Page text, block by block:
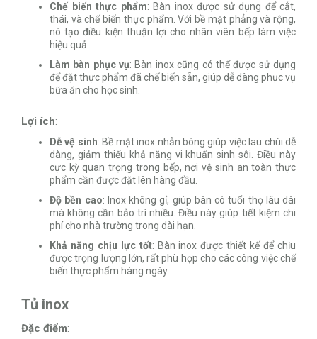
Chế biến thực phẩm: Bàn inox được sử dụng để cắt,
thái, và chế biến thực phẩm. Với bề mặt phẳng và rộng,
nó tạo điều kiện thuận lợi cho nhân viên bếp làm việc
hiệu quả.
Làm bàn phục vụ: Bàn inox cũng có thể được sử dụng
để đặt thực phẩm đã chế biến sẵn, giúp dễ dàng phục vụ
bữa ăn cho học sinh.
Lợi ích:
Dễ vệ sinh: Bề mặt inox nhẵn bóng giúp việc lau chùi dễ
dàng, giảm thiểu khả năng vi khuẩn sinh sôi. Điều này
cực kỳ quan trọng trong bếp, nơi vệ sinh an toàn thực
phẩm cần được đặt lên hàng đầu.
Độ bền cao: Inox không gỉ, giúp bàn có tuổi thọ lâu dài
mà không cần bảo trì nhiều. Điều này giúp tiết kiệm chi
phí cho nhà trường trong dài hạn.
Khả năng chịu lực tốt: Bàn inox được thiết kế để chịu
được trọng lượng lớn, rất phù hợp cho các công việc chế
biến thực phẩm hàng ngày.
Tủ inox
Đặc điểm: